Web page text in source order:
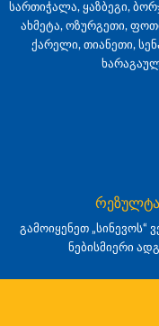
სართიჭალა, ყაზბეგი,
ახმეტა, ოზურგეთი,
ქარელი, თიანეთი,
გამოიყენეთ „სინევოს“
ნებისმიერი